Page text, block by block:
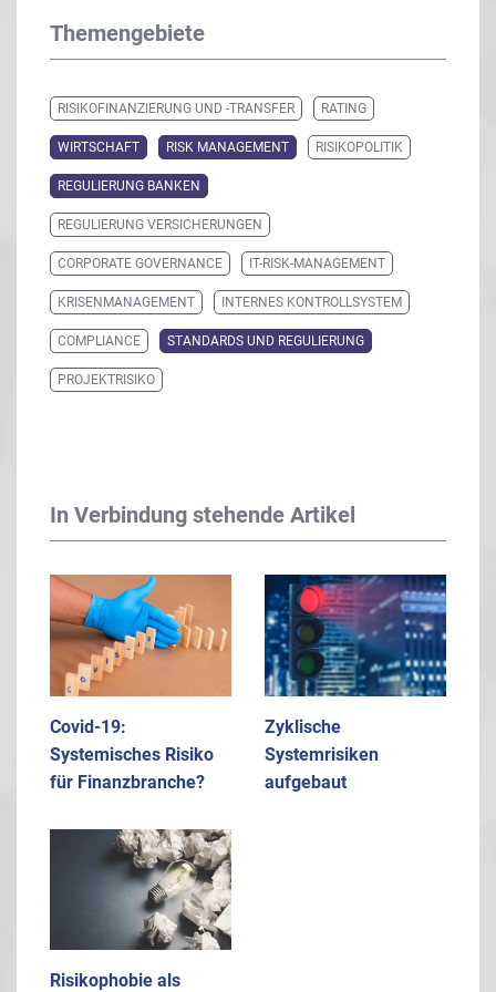
Themengebiete
RISIKOFINANZIERUNG UND -TRANSFER RATING
WIRTSCHAFT RISK MANAGEMENT RISIKOPOLITIK
REGULIERUNG BANKEN
REGULIERUNG VERSICHERUNGEN
CORPORATE GOVERNANCE IT-RISK-MANAGEMENT
KRISENMANAGEMENT INTERNES KONTROLLSYSTEM
COMPLIANCE STANDARDS UND REGULIERUNG
PROJEKTRISIKO
In Verbindung stehende Artikel
Covid-19:
Systemisches Risiko
für Finanzbranche?
Zyklische
Systemrisiken
aufgebaut
Risikophobie als